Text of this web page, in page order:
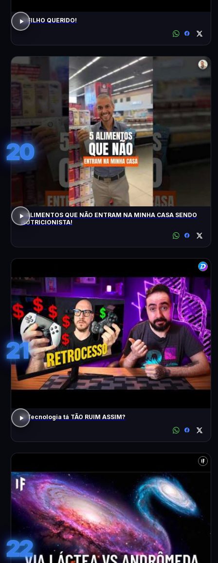
O FILHO QUERIDO!
20
5 ALIMENTOS QUE NÃO ENTRAM NA MINHA CASA SENDO
NUTRICIONISTA!
21
A Tecnologia tá TÃO RUIM ASSIM?
22